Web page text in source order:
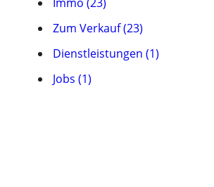
Zum Verkauf (23)
Dienstleistungen (1)
Jobs (1)